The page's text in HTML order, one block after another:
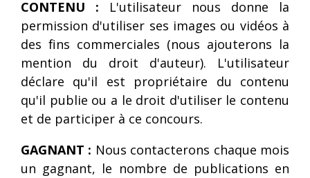
CONTENU : L'utilisateur nous donne la
permission d'utiliser ses images ou vidéos à
des fins commerciales (nous ajouterons la
mention du droit d'auteur). L'utilisateur
déclare qu'il est propriétaire du contenu
qu'il publie ou a le droit d'utiliser le contenu
et de participer à ce concours.
GAGNANT : Nous contacterons chaque mois
un gagnant, le nombre de publications en